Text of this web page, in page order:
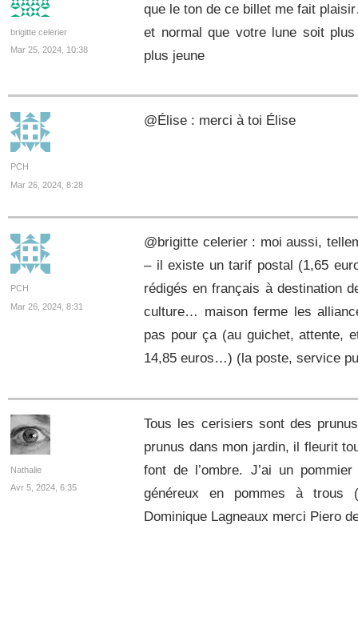
brigitte celerier
Mar 25, 2024, 10:38
que le ton de ce billet me fait
et normal que votre lune soit
plus jeune
PCH
Mar 26, 2024, 8:28
@Élise : merci à toi Élise
PCH
Mar 26, 2024, 8:31
@brigitte celerier : moi aussi,
– il existe un tarif postal (1,65
rédigés en français à destination
culture… maison ferme les
pas pour ça (au guichet, attente,
14,85 euros…) (la poste, service
Nathalie
Avr 5, 2024, 6:35
Tous les cerisiers sont des
prunus dans mon jardin, il fleurit
font de l’ombre. J’ai un
généreux en pommes à trous
Dominique Lagneaux merci Piero